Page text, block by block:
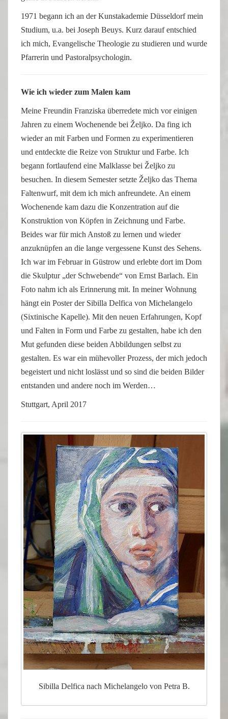
1971 begann ich an der Kunstakademie Düsseldorf mein
Studium, u.a. bei Joseph Beuys. Kurz darauf entschied
ich mich, Evangelische Theologie zu studieren und wurde
Pfarrerin und Pastoralpsychologin.
Wie ich wieder zum Malen kam
Meine Freundin Franziska überredete mich vor einigen
Jahren zu einem Wochenende bei Željko. Da fing ich
wieder an mit Farben und Formen zu experimentieren
und entdeckte die Reize von Struktur und Farbe. Ich
begann fortlaufend eine Malklasse bei Željko zu
besuchen. In diesem Semester setzte Željko das Thema
Faltenwurf, mit dem ich mich anfreundete. An einem
Wochenende kam dazu die Konzentration auf die
Konstruktion von Köpfen in Zeichnung und Farbe.
Beides war für mich Anstoß zu lernen und wieder
anzuknüpfen an die lange vergessene Kunst des Sehens.
Ich war im Februar in Güstrow und erlebte dort im Dom
die Skulptur „der Schwebende“ von Ernst Barlach. Ein
Foto nahm ich als Erinnerung mit. In meiner Wohnung
hängt ein Poster der Sibilla Delfica von Michelangelo
(Sixtinische Kapelle). Mit den neuen Erfahrungen, Kopf
und Falten in Form und Farbe zu gestalten, habe ich den
Mut gefunden diese beiden Abbildungen selbst zu
gestalten. Es war ein mühevoller Prozess, der mich jedoch
begeistert und nicht loslässt und so sind die beiden Bilder
entstanden und andere noch im Werden…
Stuttgart, April 2017
Sibilla Delfica nach Michelangelo von Petra B.